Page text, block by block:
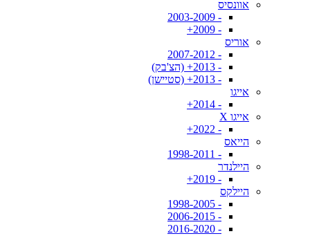
אוונסיס
- 2003-2009
- 2009+
אוריס
- 2007-2012
- 2013+ (הצ'בק)
- 2013+ (סטיישן)
אייגו
- 2014+
אייגו X
- 2022+
הייאס
- 1998-2011
היילנדר
- 2019+
היילקס
- 1998-2005
- 2006-2015
- 2016-2020